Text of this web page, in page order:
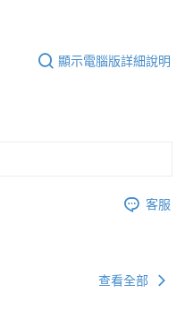
顯示電腦版詳細說明
客服
查看全部